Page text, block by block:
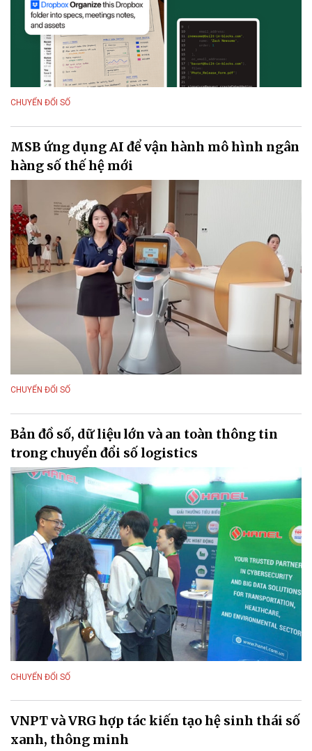
CHUYỂN ĐỔI SỐ
MSB ứng dụng AI để vận hành mô hình ngân
hàng số thế hệ mới
CHUYỂN ĐỔI SỐ
Bản đồ số, dữ liệu lớn và an toàn thông tin
trong chuyển đổi số logistics
CHUYỂN ĐỔI SỐ
VNPT và VRG hợp tác kiến tạo hệ sinh thái số
xanh, thông minh